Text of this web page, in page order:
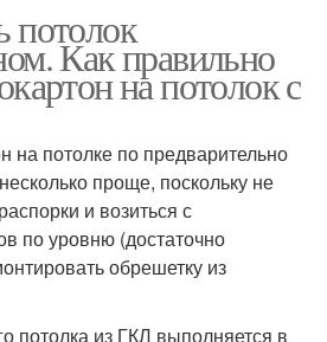
потолок
Как правильно
на потолок с
на потолке по предварительно
проще, поскольку не
и возиться с
по уровню (достаточно
обрешетку из
потолка из ГКЛ выполняется в